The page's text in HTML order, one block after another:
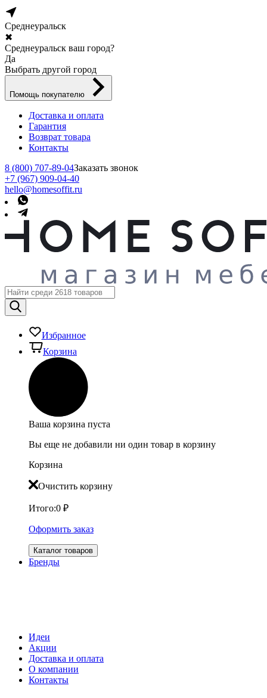
Среднеуральск
✖
Среднеуральск ваш город?
Да
Выбрать другой город
Помощь покупателю
Доставка и оплата
Гарантия
Возврат товара
Контакты
8 (800) 707-89-04Заказать звонок
+7 (967) 909-04-40
hello@homesoffit.ru
Избранное
Корзина
Ваша корзина пуста
Вы еще не добавили ни один товар в корзину
Корзина
Очистить корзину
Итого:0 ₽
Оформить заказ
Каталог товаров
Бренды
Идеи
Акции
Доставка и оплата
О компании
Контакты